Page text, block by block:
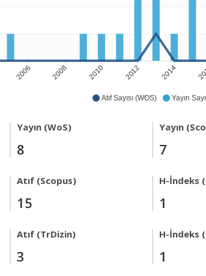
Atıf Sayısı (WOS) Yayın
2006 2008 2010 2012 2014
Yayın (WoS)
8
Yayın
7
Atıf (Scopus)
15
H-İndeks
1
Atıf (TrDizin)
3
H-İndeks
1